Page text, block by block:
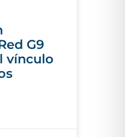
G9
vínculo